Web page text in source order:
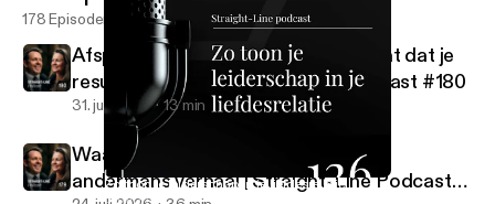
Zo toon je leiderschap in je liefdesrelatie
Straight-Line Podcast
178 Episoder
Afspraken vs. verwachtingen: het gat dat je
resultaten kost | Straight-Line Podcast #180
31. juli 2026 13 min
Waarom de meeste leiders leven in
andermans verhaal | Straight-Line Podcast